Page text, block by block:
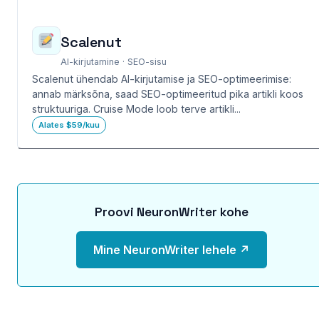
Scalenut
AI-kirjutamine · SEO-sisu
Scalenut ühendab AI-kirjutamise ja SEO-optimeerimise:
annab märksõna, saad SEO-optimeeritud pika artikli koos
struktuuriga. Cruise Mode loob terve artikli...
Alates $59/kuu
Proovi NeuronWriter kohe
Mine NeuronWriter lehele ↗